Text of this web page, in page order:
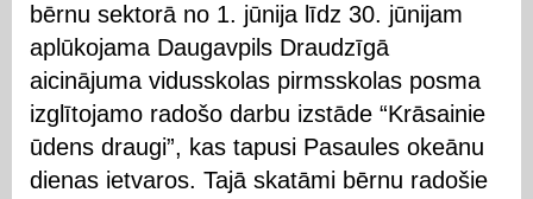
bērnu sektorā no 1. jūnija līdz 30. jūnijam
aplūkojama Daugavpils Draudzīgā
aicinājuma vidusskolas pirmsskolas posma
izglītojamo radošo darbu izstāde “Krāsainie
ūdens draugi”, kas tapusi Pasaules okeānu
dienas ietvaros. Tajā skatāmi bērnu radošie